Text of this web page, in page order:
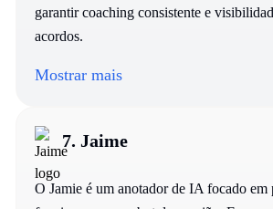
garantir coaching consistente e
acordos.
Mostrar mais
7. Jaime
O Jamie é um anotador de IA focado em